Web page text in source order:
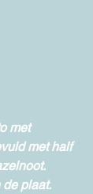
met
met half
de plaat.